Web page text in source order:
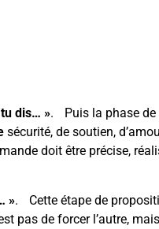
dis… ». Puis la phase de
sécurité, de soutien,
doit être précise,
». Cette étape de
pas de forcer l’autre,